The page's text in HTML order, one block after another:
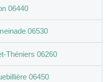
06440
06530
Théniers 06260
06450